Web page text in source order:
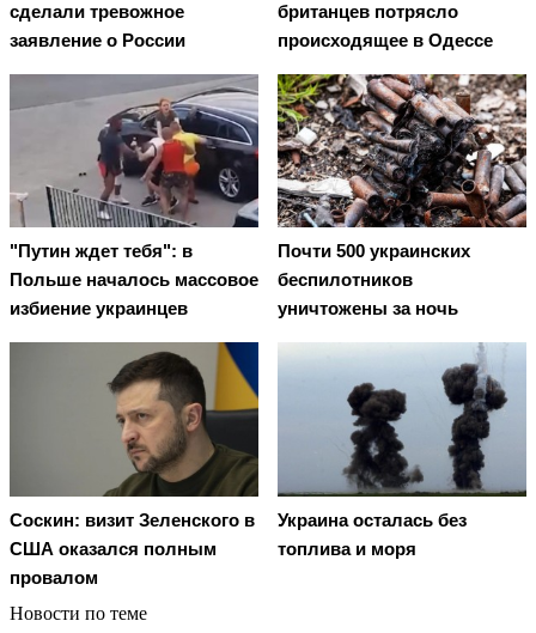
сделали тревожное
заявление о России
британцев потрясло
происходящее в Одессе
"Путин ждет тебя": в
Польше началось массовое
избиение украинцев
Почти 500 украинских
беспилотников
уничтожены за ночь
Соскин: визит Зеленского в
США оказался полным
провалом
Украина осталась без
топлива и моря
Новости по теме